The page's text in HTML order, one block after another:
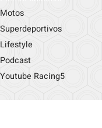
Motos
Superdeportivos
Lifestyle
Podcast
Youtube Racing5